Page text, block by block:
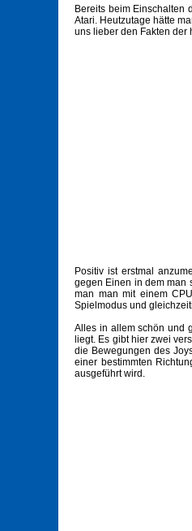
Bereits beim Einschalten
Atari. Heutzutage hätte
uns lieber den Fakten der
Positiv ist erstmal
gegen Einen in dem man
man man mit einem
Spielmodus und
Alles in allem schön und
liegt. Es gibt hier zwei
die Bewegungen des
einer bestimmten
ausgeführt wird.